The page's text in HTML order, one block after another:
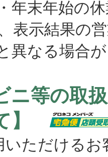
年末年始の
表示結果の
なる場合が
ニ等の取
】
ただけるお